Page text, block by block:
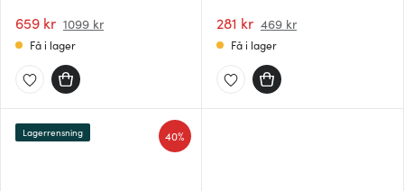
659 kr 1099 kr
Få i lager
281 kr 469 kr
Få i lager
40%
Lagerrensning